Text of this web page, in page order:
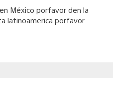
México porfavor den la
latinoamerica porfavor